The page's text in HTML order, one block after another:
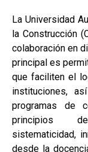
La Universidad
la Construcción
colaboración en
principal es
que faciliten el
instituciones,
programas de
principios de
sistematicidad,
desde la